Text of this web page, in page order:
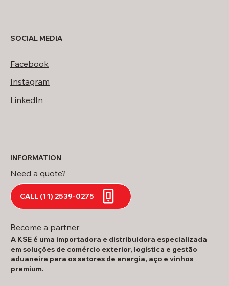
SOCIAL MEDIA
Facebook
Instagram
LinkedIn
INFORMATION
Need a quote?
CALL (11) 2539-0275
Become a partner
A KSE é uma importadora e distribuidora especializada
em soluções de comércio exterior, logística e gestão
aduaneira para os setores de energia, aço e vinhos
premium.